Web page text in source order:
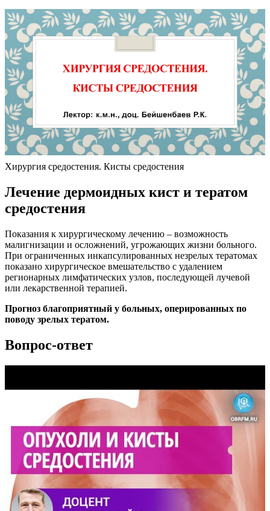
Хирургия средостения. Кисты средостения
Лечение дермоидных кист и тератом
средостения
Показания к хирургическому лечению – возможность
малигнизации и осложнений, угрожающих жизни больного.
При ограниченных инкапсулированных незрелых тератомах
показано хирургическое вмешательство с удалением
регионарных лимфатических узлов, последующей лучевой
или лекарственной терапией.
Прогноз благоприятный у больных, оперированных по
поводу зрелых тератом.
Вопрос-ответ